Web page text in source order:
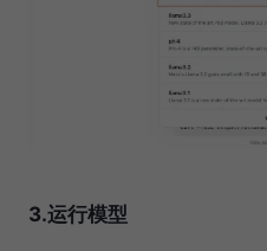
3.运行模型